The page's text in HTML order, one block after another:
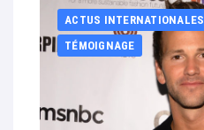
Partenaires
Hébergement solidaire
ACTUS INTERNATIONALES
TÉMOIGNAGE